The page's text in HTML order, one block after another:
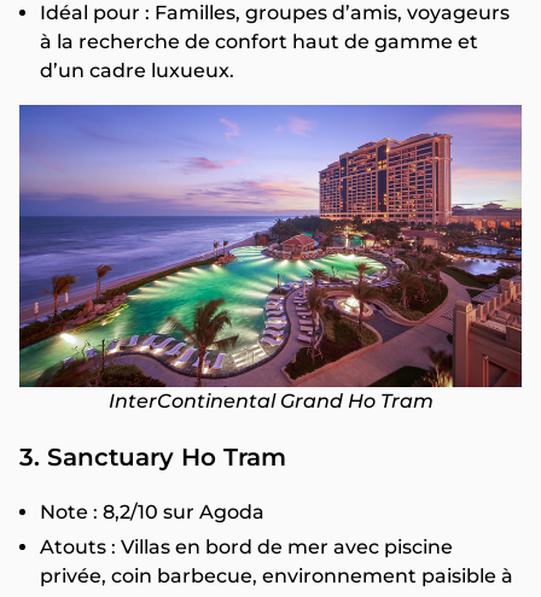
Idéal pour : Familles, groupes d’amis, voyageurs
à la recherche de confort haut de gamme et
d’un cadre luxueux.
InterContinental Grand Ho Tram
3. Sanctuary Ho Tram
Note : 8,2/10 sur Agoda
Atouts : Villas en bord de mer avec piscine
privée, coin barbecue, environnement paisible à